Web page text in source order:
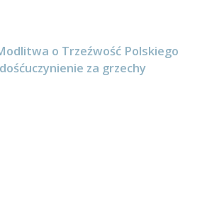
o Trzeźwość Polskiego
za grzechy